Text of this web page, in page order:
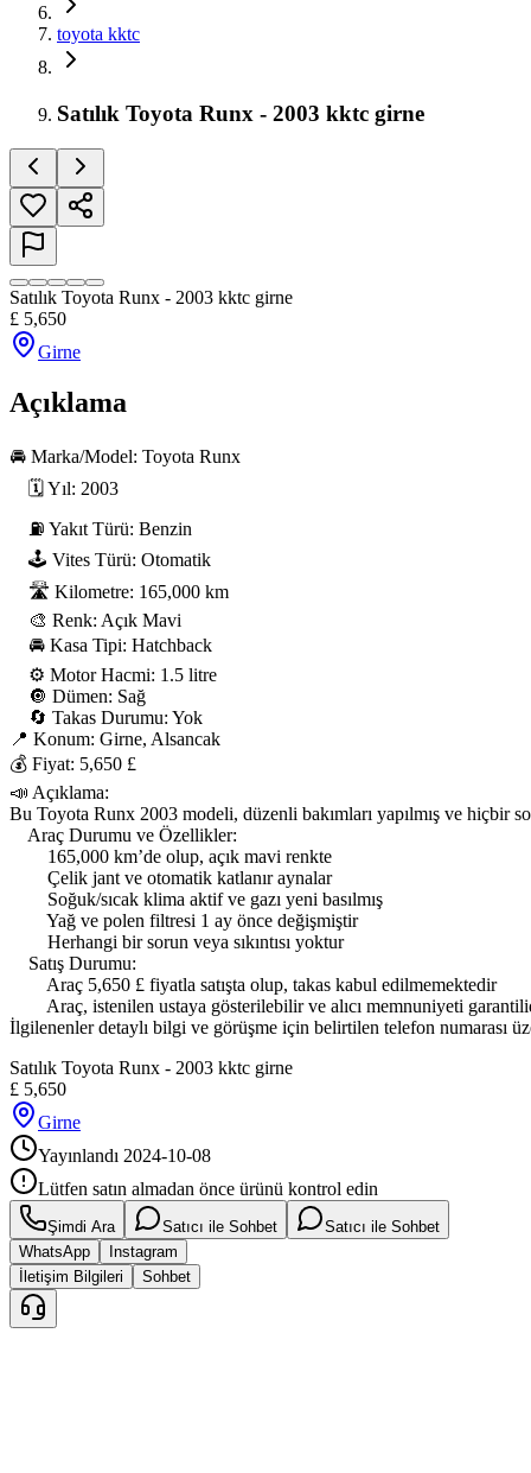
toyota kktc
Satılık Toyota Runx - 2003 kktc girne
Satılık Toyota Runx - 2003 kktc girne
£ 5,650
Girne
Açıklama
🚘 Marka/Model: Toyota Runx
    🗓 Yıl: 2003
    ⛽ Yakıt Türü: Benzin
    🕹 Vites Türü: Otomatik
    🛣 Kilometre: 165,000 km
    🎨 Renk: Açık Mavi
    🚘 Kasa Tipi: Hatchback
    ⚙ Motor Hacmi: 1.5 litre
    🔘 Dümen: Sağ
    🔄 Takas Durumu: Yok
📍 Konum: Girne, Alsancak
💰 Fiyat: 5,650 £
📣 Açıklama:
Bu Toyota Runx 2003 modeli, düzenli bakımları yapılmış ve hiçbir
    Araç Durumu ve Özellikler:
        165,000 km’de olup, açık mavi renkte
        Çelik jant ve otomatik katlanır aynalar
        Soğuk/sıcak klima aktif ve gazı yeni basılmış
        Yağ ve polen filtresi 1 ay önce değişmiştir
        Herhangi bir sorun veya sıkıntısı yoktur
    Satış Durumu:
        Araç 5,650 £ fiyatla satışta olup, takas kabul edilmemektedir
Araç, istenilen ustaya gösterilebilir ve alıcı memnuniyeti
İlgilenenler detaylı bilgi ve görüşme için belirtilen telefon numarası
Satılık Toyota Runx - 2003 kktc girne
£ 5,650
Girne
Yayınlandı 2024-10-08
Lütfen satın almadan önce ürünü kontrol edin
Şimdi Ara Satıcı ile Sohbet
Satıcı ile Sohbet
WhatsApp
Instagram
İletişim Bilgileri
Sohbet